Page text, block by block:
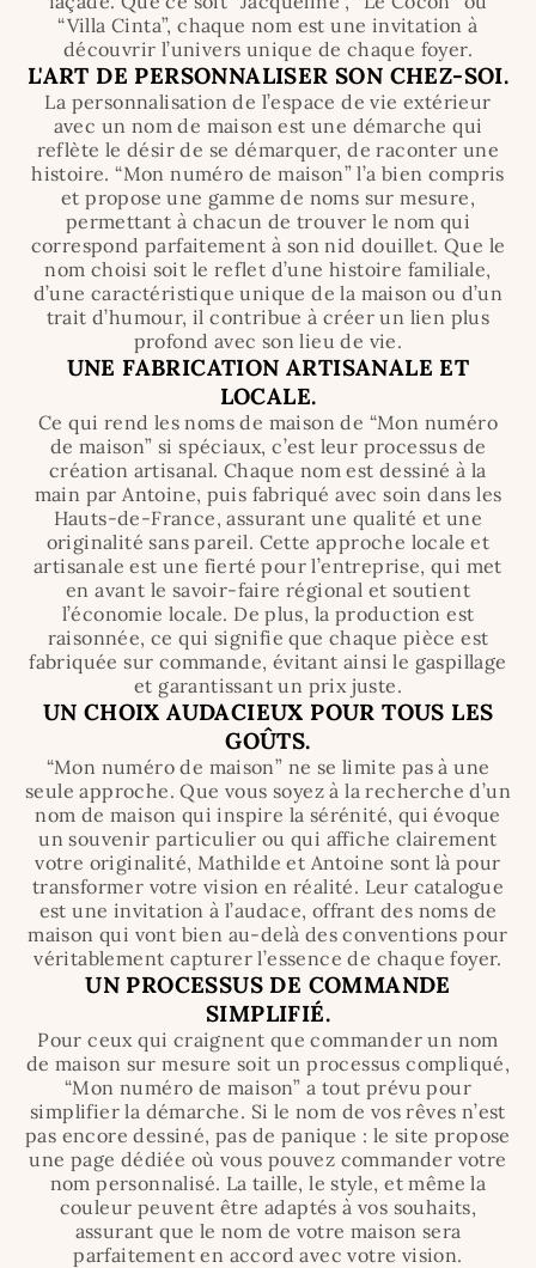
“Villa Cinta”, chaque nom est une invitation à
découvrir l’univers unique de chaque foyer.
L'ART DE PERSONNALISER SON CHEZ-SOI.
La personnalisation de l’espace de vie extérieur
avec un nom de maison est une démarche qui
reflète le désir de se démarquer, de raconter une
histoire. “Mon numéro de maison” l’a bien compris
et propose une gamme de noms sur mesure,
permettant à chacun de trouver le nom qui
correspond parfaitement à son nid douillet. Que le
nom choisi soit le reflet d’une histoire familiale,
d’une caractéristique unique de la maison ou d’un
trait d’humour, il contribue à créer un lien plus
profond avec son lieu de vie.
UNE FABRICATION ARTISANALE ET
LOCALE.
Ce qui rend les noms de maison de “Mon numéro
de maison” si spéciaux, c’est leur processus de
création artisanal. Chaque nom est dessiné à la
main par Antoine, puis fabriqué avec soin dans les
Hauts-de-France, assurant une qualité et une
originalité sans pareil. Cette approche locale et
artisanale est une fierté pour l’entreprise, qui met
en avant le savoir-faire régional et soutient
l’économie locale. De plus, la production est
raisonnée, ce qui signifie que chaque pièce est
fabriquée sur commande, évitant ainsi le gaspillage
et garantissant un prix juste.
UN CHOIX AUDACIEUX POUR TOUS LES
GOÛTS.
“Mon numéro de maison” ne se limite pas à une
seule approche. Que vous soyez à la recherche d’un
nom de maison qui inspire la sérénité, qui évoque
un souvenir particulier ou qui affiche clairement
votre originalité, Mathilde et Antoine sont là pour
transformer votre vision en réalité. Leur catalogue
est une invitation à l’audace, offrant des noms de
maison qui vont bien au-delà des conventions pour
véritablement capturer l’essence de chaque foyer.
UN PROCESSUS DE COMMANDE
SIMPLIFIÉ.
Pour ceux qui craignent que commander un nom
de maison sur mesure soit un processus compliqué,
“Mon numéro de maison” a tout prévu pour
simplifier la démarche. Si le nom de vos rêves n’est
pas encore dessiné, pas de panique : le site propose
une page dédiée où vous pouvez commander votre
nom personnalisé. La taille, le style, et même la
couleur peuvent être adaptés à vos souhaits,
assurant que le nom de votre maison sera
parfaitement en accord avec votre vision.